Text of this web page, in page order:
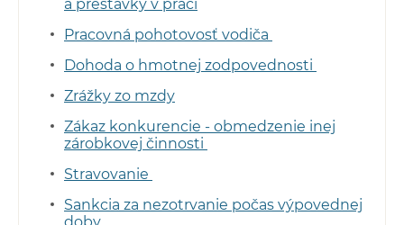
a prestávky v práci
Pracovná pohotovosť vodiča
Dohoda o hmotnej zodpovednosti
Zrážky zo mzdy
Zákaz konkurencie - obmedzenie inej
zárobkovej činnosti
Stravovanie
Sankcia za nezotrvanie počas výpovednej